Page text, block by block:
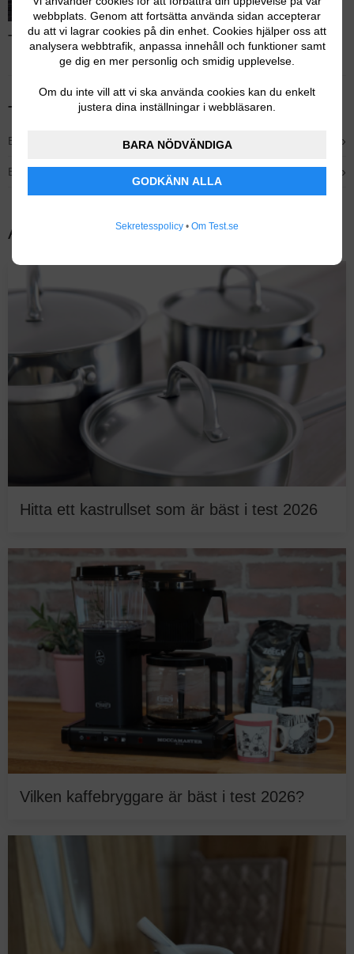
webbplats. Genom att fortsätta använda sidan accepterar
du att vi lagrar cookies på din enhet. Cookies hjälper oss att
analysera webbtrafik, anpassa innehåll och funktioner samt
ge dig en mer personlig och smidig upplevelse.
Om du inte vill att vi ska använda cookies kan du enkelt
justera dina inställningar i webbläsaren.
BARA NÖDVÄNDIGA
GODKÄNN ALLA
Sekretesspolicy • Om Test.se
Test av stektermometrar – Läs hela testet
Tidigare testvinnare
Bästa premium – Weber iGrill 2 ›
Bästa budget – Eva Solo Cook 'N Time Stektermometer ›
Andra populära tester
Hitta ett kastrullset som är bäst i test 2026
Vilken kaffebryggare är bäst i test 2026?